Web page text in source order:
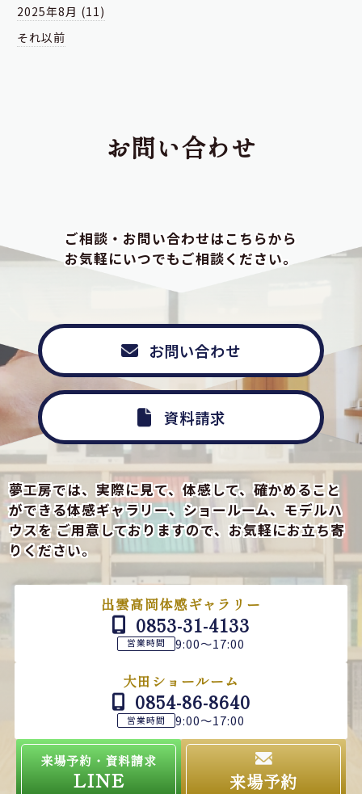
2025年8月 (11)
それ以前
お問い合わせ
ご相談・お問い合わせはこちらから
お気軽にいつでもご相談ください。
お問い合わせ
資料請求
夢工房では、実際に見て、体感して、確かめること
ができる体感ギャラリー、ショールーム、モデルハ
ウスをご用意しておりますので、お気軽にお立ち寄
りください。
出雲高岡体感ギャラリー
0853-31-4133
営業時間 9:00～17:00
大田ショールーム
0854-86-8640
営業時間 9:00～17:00
来場予約・資料請求
LINE 来場予約